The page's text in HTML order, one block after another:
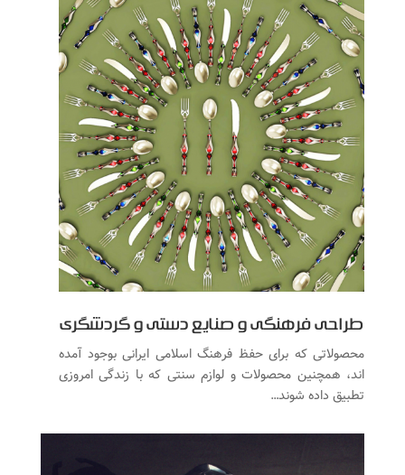
طراحی فرهنگی و صنایع دستی و گردشگری
محصولاتی که برای حفظ فرهنگ اسلامی ایرانی بوجود آمده
اند، همچنین محصولات و لوازم سنتی که با زندگی امروزی
تطبیق داده شوند…